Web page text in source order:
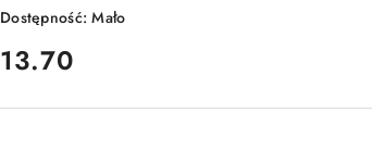
Dostępność:Mało
cena:
13.70